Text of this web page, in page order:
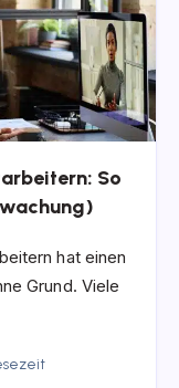
So
hat einen
Grund. Viele